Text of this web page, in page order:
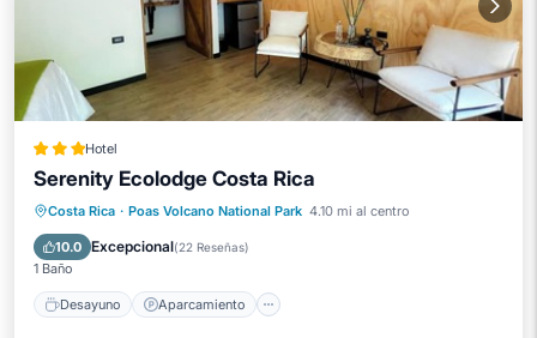
Hotel
Serenity Ecolodge Costa Rica
Costa Rica · Poas Volcano National Park 4.10 mi al centro
10.0 Excepcional(22 Reseñas)
1 Baño
Desayuno Aparcamiento
Desayuno Aparcamiento
Spa
Balcón/Terraza